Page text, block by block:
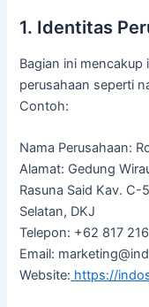
1. Identitas
Bagian ini
perusahaan seperti
Contoh:
Nama Perusahaan:
Alamat: Gedung
Rasuna Said Kav. C-
Selatan, DKJ
Telepon: +62 817
Email:
Website: https://